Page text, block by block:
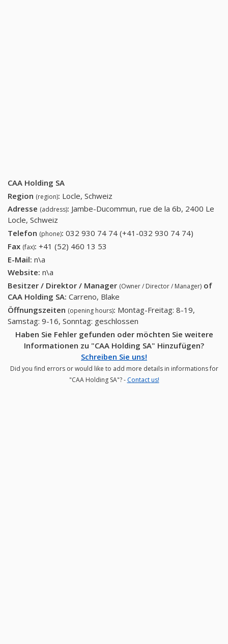
CAA Holding SA
Region (region): Locle, Schweiz
Adresse (address): Jambe-Ducommun, rue de la 6b, 2400 Le
Locle, Schweiz
Telefon (phone): 032 930 74 74 (+41-032 930 74 74)
Fax (fax): +41 (52) 460 13 53
E-Mail: n\a
Website: n\a
Besitzer / Direktor / Manager (Owner / Director / Manager) of
CAA Holding SA: Carreno, Blake
Öffnungszeiten (opening hours): Montag-Freitag: 8-19,
Samstag: 9-16, Sonntag: geschlossen
Haben Sie Fehler gefunden oder möchten Sie weitere
Informationen zu "CAA Holding SA" Hinzufügen?
Schreiben Sie uns!
Did you find errors or would like to add more details in informations for
"CAA Holding SA"? - Contact us!